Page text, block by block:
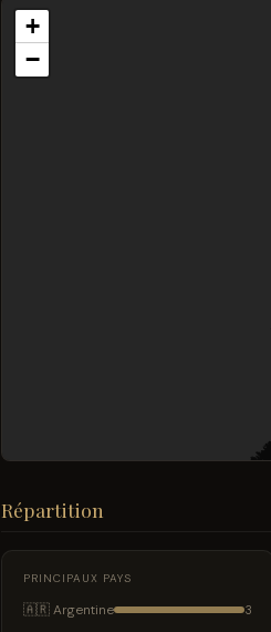
+
−
Répartition
PRINCIPAUX PAYS
🇦🇷 Argentine 3